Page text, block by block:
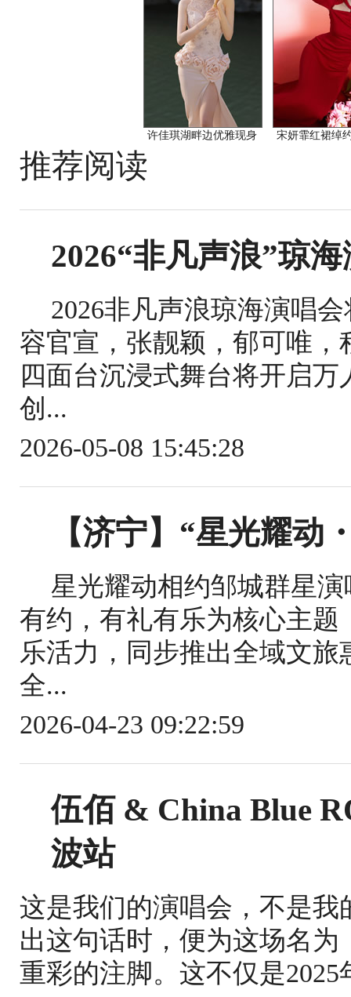
许佳琪湖畔边优雅现身 宋妍霏红裙绰
推荐阅读
2026“非凡声浪”琼
2026非凡声浪琼海演唱
容官宣，张靓颖，郁可唯
四面台沉浸式舞台将开启
创...
2026-05-08 15:45:28
【济宁】“星光耀动
星光耀动相约邹城群星
有约，有礼有乐为核心主
乐活力，同步推出全域文
全...
2026-04-23 09:22:59
伍佰 & China Blue
波站
这是我们的演唱会，不是
出这句话时，便为这场名为
重彩的注脚。这不仅是2025